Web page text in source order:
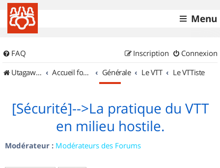
Menu
FAQ Connexion
Inscription
UtagawaVTT (Randos VTT et VTTAE avec traces GPS)
Accueil forum Générale Le VTT Le VTTiste
[Sécurité]-->La pratique du VTT
en milieu hostile.
Modérateur : Modérateurs des Forums